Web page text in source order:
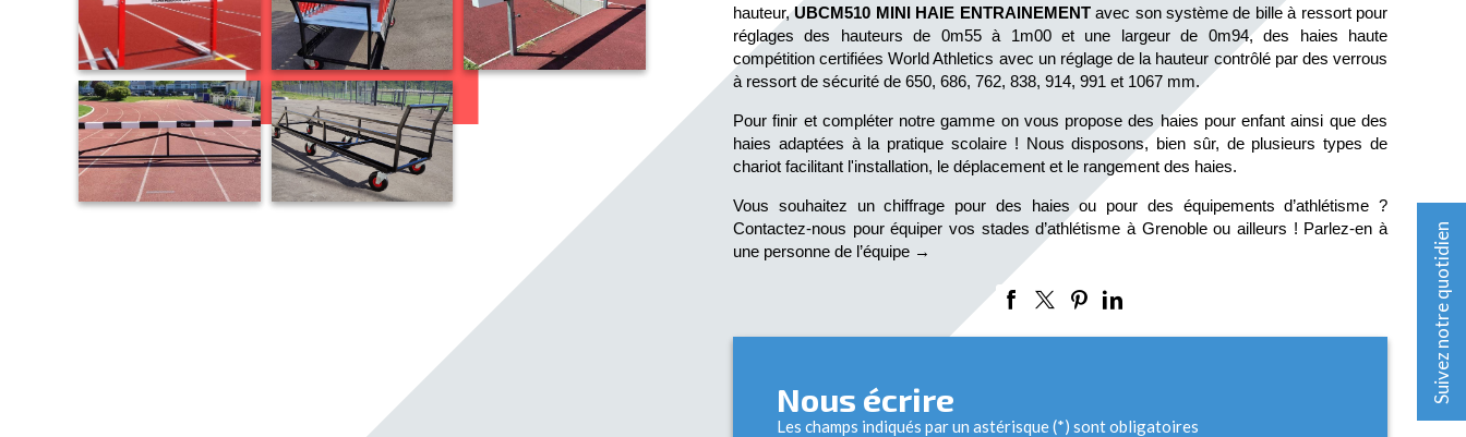
hauteur, UBCM510 MINI HAIE ENTRAINEMENT avec son système de bille à ressort pour
réglages des hauteurs de 0m55 à 1m00 et une largeur de 0m94, des haies haute
compétition certifiées World Athletics avec un réglage de la hauteur contrôlé par des verrous
à ressort de sécurité de 650, 686, 762, 838, 914, 991 et 1067 mm.
Pour finir et compléter notre gamme on vous propose des haies pour enfant ainsi que des
haies adaptées à la pratique scolaire ! Nous disposons, bien sûr, de plusieurs types de
chariot facilitant l'installation, le déplacement et le rangement des haies.
Vous souhaitez un chiffrage pour des haies ou pour des équipements d’athlétisme ?
Contactez-nous pour équiper vos stades d’athlétisme à Grenoble ou ailleurs ! Parlez-en à
une personne de l’équipe →
Nous écrire
Les champs indiqués par un astérisque (*) sont obligatoires
Suivez notre quotidien